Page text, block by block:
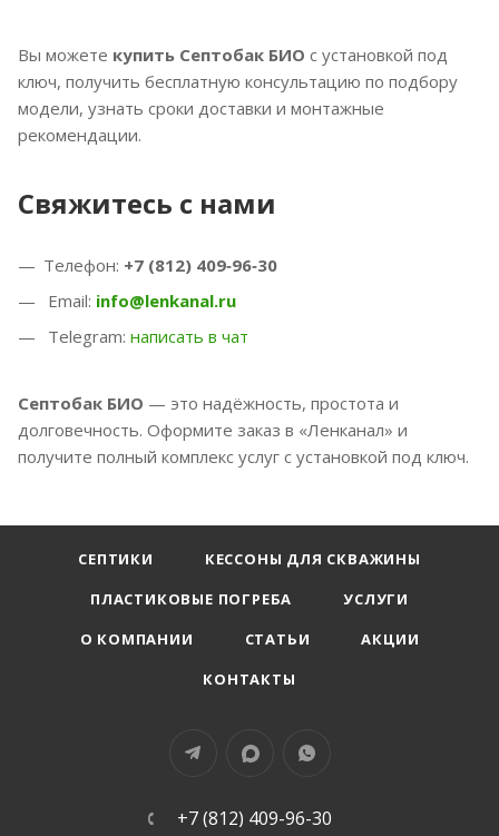
Вы можете купить Септобак БИО с установкой под
ключ, получить бесплатную консультацию по подбору
модели, узнать сроки доставки и монтажные
рекомендации.
Свяжитесь с нами
Телефон: +7 (812) 409‑96‑30
Email: info@lenkanal.ru
Telegram: написать в чат
Септобак БИО — это надёжность, простота и
долговечность. Оформите заказ в «Ленканал» и
получите полный комплекс услуг с установкой под ключ.
СЕПТИКИ
КЕССОНЫ ДЛЯ СКВАЖИНЫ
ПЛАСТИКОВЫЕ ПОГРЕБА
УСЛУГИ
О КОМПАНИИ
СТАТЬИ
АКЦИИ
КОНТАКТЫ
+7 (812) 409-96-30